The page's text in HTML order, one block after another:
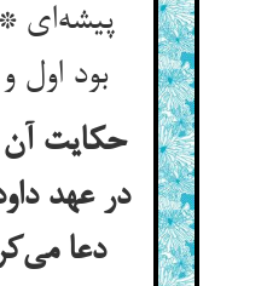
پیشه‌ای
بود اول
حکایت
در عهد
دعا